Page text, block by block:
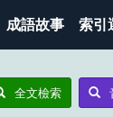
成語故事 索引
全文檢索